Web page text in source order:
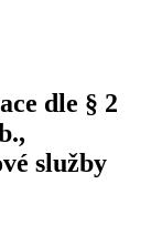
dle § 2
služby